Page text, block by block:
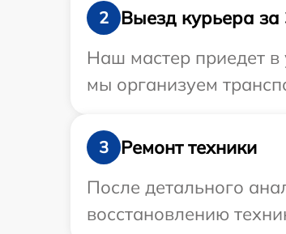
2
Выезд курьера за
Наш мастер приедет
мы организуем
3
Ремонт техники
После детального
восстановлению